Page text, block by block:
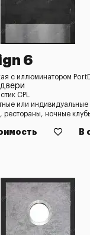
6
с иллюминатором
CPL
или индивидуальные
рестораны, ночные
В